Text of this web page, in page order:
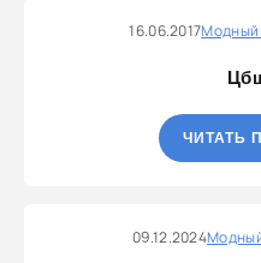
16.06.2017Модный
ЧИТАТЬ
09.12.2024